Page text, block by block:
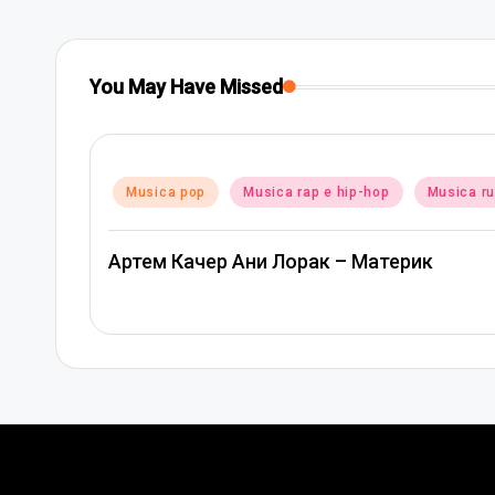
You May Have Missed
Posted
Musica pop Musica rap e hip-hop Musica
Артем Качер Ани Лорак – Материк